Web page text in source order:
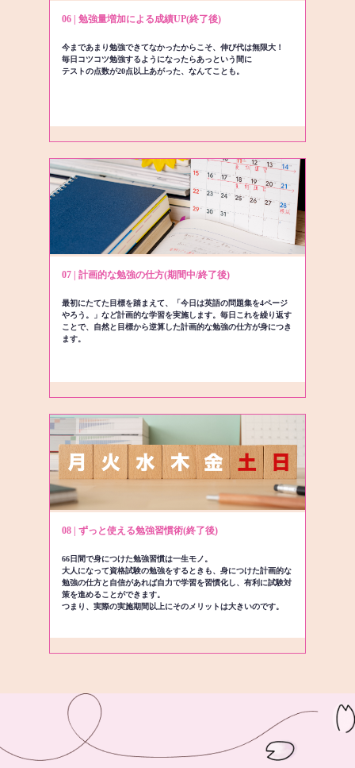
06 | 勉強量増加による成績UP(終了後)
今まであまり勉強できてなかったからこそ、伸び代は無限大！
毎日コツコツ勉強するようになったらあっという間に
テストの点数が20点以上あがった、なんてことも。
07 | 計画的な勉強の仕方(期間中/終了後)
最初にたてた目標を踏まえて、「今日は英語の問題集を4ページ
やろう。」など計画的な学習を実施します。毎日これを繰り返す
ことで、自然と目標から逆算した計画的な勉強の仕方が身につき
ます。
08 | ずっと使える勉強習慣術(終了後)
66日間で身につけた勉強習慣は一生モノ。
大人になって資格試験の勉強をするときも、身につけた計画的な
勉強の仕方と自信があれば自力で学習を習慣化し、有利に試験対
策を進めることができます。
つまり、実際の実施期間以上にそのメリットは大きいのです。